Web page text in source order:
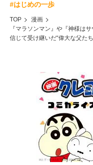
#はじめの一歩
TOP
漫画
『マラソンマン』や『神様は
信じて受け継いだ“偉大な父たち